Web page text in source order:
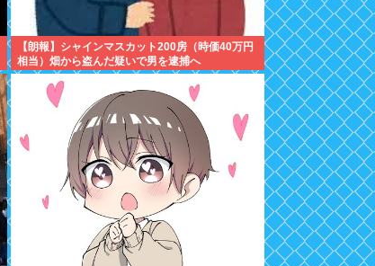
【朗報】シャインマスカット200房（時価40万円
相当）畑から盗んだ疑いで男を逮捕へ